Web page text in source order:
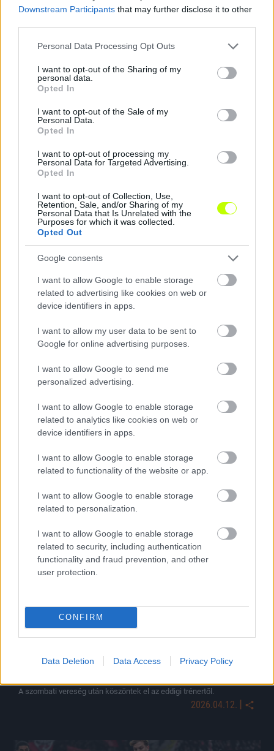
Downstream Participants that may further disclose it to other
Please note that this website/app uses one or more Google
not limited to your visit or usage behaviour. You may click to
grant or deny consent to Google and its third-party tags to
use your data for below specified purposes in below Google
consent section.
Personal Data Processing Opt Outs
I want to opt-out of the Sharing of my
personal data.
Opted In
I want to opt-out of the Sale of my
Personal Data.
Opted In
I want to opt-out of processing my
Personal Data for Targeted Advertising.
Opted In
I want to opt-out of Collection, Use,
Retention, Sale, and/or Sharing of my
Personal Data that Is Unrelated with the
Purposes for which it was collected.
Opted Out
Google consents
I want to allow Google to enable storage
related to advertising like cookies on web or
device identifiers in apps.
I want to allow my user data to be sent to
Google for online advertising purposes.
I want to allow Google to send me
personalized advertising.
I want to allow Google to enable storage
related to analytics like cookies on web or
device identifiers in apps.
I want to allow Google to enable storage
related to functionality of the website or app.
I want to allow Google to enable storage
related to personalization.
I want to allow Google to enable storage
related to security, including authentication
functionality and fraud prevention, and other
user protection.
CONFIRM
Data Deletion Data Access Privacy Policy
Hírek
Szabóék a sereghajtótól kaptak ki, Orbanék
Schäferéket verték
A román bajnokság újonca ismét lépést tett a bennmaradás felé.
Hírek
Kemény döntést hoztak meg Lipcsében Gulácsival
kapcsolatban
kapus.
2026.04.24.
Történelmi edzőváltást jelentett be a magyar válogatott
A szombati vereség után köszöntek el az eddigi trénertől.
2026.04.12. |